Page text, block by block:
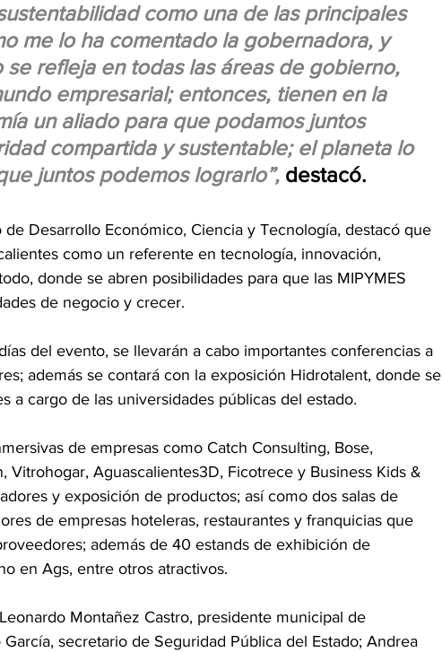
como una de las principales
me lo ha comentado la gobernadora, y
refleja en todas las áreas de gobierno,
empresarial; entonces, tienen en la
un aliado para que podamos juntos
compartida y sustentable; el planeta lo
juntos podemos lograrlo”, destacó.
de Desarrollo Económico, Ciencia y Tecnología, destacó que
como un referente en tecnología, innovación,
donde se abren posibilidades para que las MIPYMES
de negocio y crecer.
del evento, se llevarán a cabo importantes conferencias a
además se contará con la exposición Hidrotalent, donde se
a cargo de las universidades públicas del estado.
de empresas como Catch Consulting, Bose,
Vitrohogar, Aguascalientes3D, Ficotrece y Business Kids &
y exposición de productos; así como dos salas de
de empresas hoteleras, restaurantes y franquicias que
además de 40 estands de exhibición de
en Ags, entre otros atractivos.
Montañez Castro, presidente municipal de
secretario de Seguridad Pública del Estado; Andrea